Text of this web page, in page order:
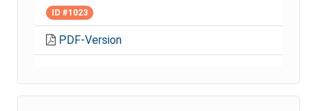
ID #1023
PDF-Version